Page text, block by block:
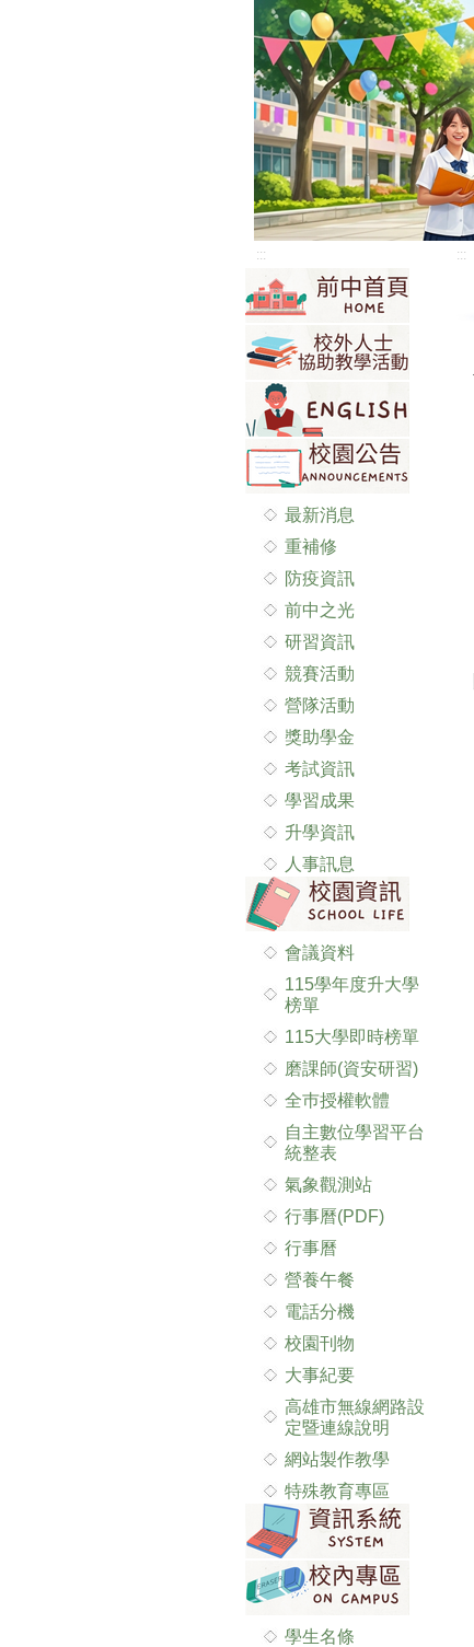
:::
最新消息
重補修
防疫資訊
前中之光
研習資訊
競賽活動
營隊活動
獎助學金
考試資訊
學習成果
升學資訊
人事訊息
會議資料
115學年度升大學
榜單
115大學即時榜單
磨課師(資安研習)
全巿授權軟體
自主數位學習平台
統整表
氣象觀測站
行事曆(PDF)
行事曆
營養午餐
電話分機
校園刊物
大事紀要
高雄市無線網路設
定暨連線說明
網站製作教學
特殊教育專區
學生名條
:::